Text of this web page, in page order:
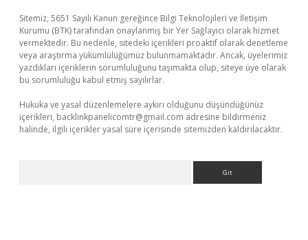
Sitemiz, 5651 Sayılı Kanun gereğince Bilgi Teknolojileri ve İletişim
Kurumu (BTK) tarafından onaylanmış bir Yer Sağlayıcı olarak hizmet
vermektedir. Bu nedenle, sitedeki içerikleri proaktif olarak denetleme
veya araştırma yükümlülüğümüz bulunmamaktadır. Ancak, üyelerimiz
yazdıkları içeriklerin sorumluluğunu taşımakta olup, siteye üye olarak
bu sorumluluğu kabul etmiş sayılırlar.
Hukuka ve yasal düzenlemelere aykırı olduğunu düşündüğünüz
içerikleri, backlinkpanelicomtr@gmail.com adresine bildirmeniz
halinde, ilgili içerikler yasal süre içerisinde sitemizden kaldırılacaktır.